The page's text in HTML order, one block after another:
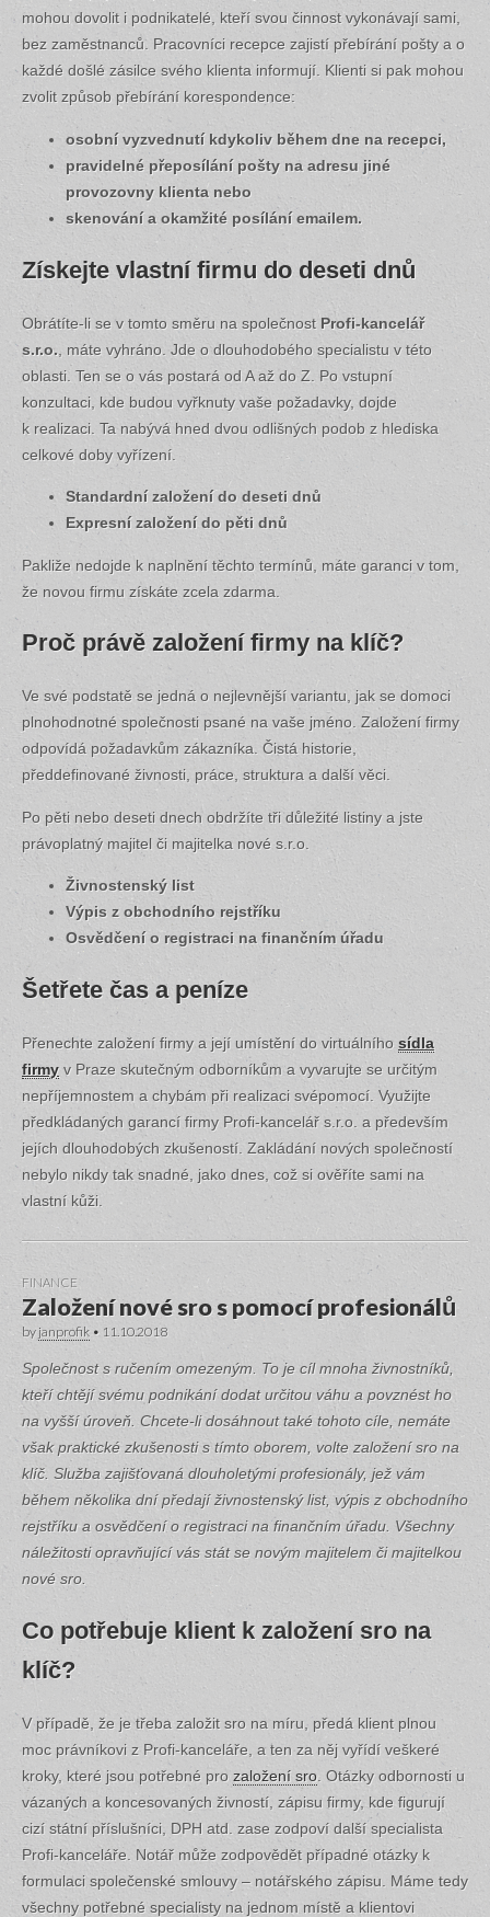
mohou dovolit i podnikatelé, kteří svou činnost vykonávají sami,
bez zaměstnanců. Pracovníci recepce zajistí přebírání pošty a o
každé došlé zásilce svého klienta informují. Klienti si pak mohou
zvolit způsob přebírání korespondence:
osobní vyzvednutí kdykoliv během dne na recepci,
pravidelné přeposílání pošty na adresu jiné
provozovny klienta nebo
skenování a okamžité posílání emailem.
Získejte vlastní firmu do deseti dnů
Obrátíte-li se v tomto směru na společnost Profi-kancelář
s.r.o. , máte vyhráno. Jde o dlouhodobého specialistu v této
oblasti. Ten se o vás postará od A až do Z. Po vstupní
konzultaci, kde budou vyřknuty vaše požadavky, dojde
k realizaci. Ta nabývá hned dvou odlišných podob z hlediska
celkové doby vyřízení.
Standardní založení do deseti dnů
Expresní založení do pěti dnů
Pakliže nedojde k naplnění těchto termínů, máte garanci v tom,
že novou firmu získáte zcela zdarma.
Proč právě založení firmy na klíč?
Ve své podstatě se jedná o nejlevnější variantu, jak se domoci
plnohodnotné společnosti psané na vaše jméno. Založení firmy
odpovídá požadavkům zákazníka. Čistá historie,
předdefinované živnosti, práce, struktura a další věci.
Po pěti nebo deseti dnech obdržíte tři důležité listiny a jste
právoplatný majitel či majitelka nové s.r.o.
Živnostenský list
Výpis z obchodního rejstříku
Osvědčení o registraci na finančním úřadu
Šetřete čas a peníze
Přenechte založení firmy a její umístění do virtuálního sídla
firmy v Praze skutečným odborníkům a vyvarujte se určitým
nepříjemnostem a chybám při realizaci svépomocí. Využijte
předkládaných garancí firmy Profi-kancelář s.r.o. a především
jejích dlouhodobých zkušeností. Zakládání nových společností
nebylo nikdy tak snadné, jako dnes, což si ověříte sami na
vlastní kůži.
FINANCE
Založení nové sro s pomocí profesionálů
by janprofik • 11.10.2018
Společnost s ručením omezeným. To je cíl mnoha živnostníků,
kteří chtějí svému podnikání dodat určitou váhu a povznést ho
na vyšší úroveň. Chcete-li dosáhnout také tohoto cíle, nemáte
však praktické zkušenosti s tímto oborem, volte založení sro na
klíč. Služba zajišťovaná dlouholetými profesionály, jež vám
během několika dní předají živnostenský list, výpis z obchodního
rejstříku a osvědčení o registraci na finančním úřadu. Všechny
náležitosti opravňující vás stát se novým majitelem či majitelkou
nové sro.
Co potřebuje klient k založení sro na
klíč?
V případě, že je třeba založit sro na míru, předá klient plnou
moc právníkovi z Profi-kanceláře, a ten za něj vyřídí veškeré
kroky, které jsou potřebné pro založení sro. Otázky odbornosti u
vázaných a koncesovaných živností, zápisu firmy, kde figurují
cizí státní příslušníci, DPH atd. zase zodpoví další specialista
Profi-kanceláře. Notář může zodpovědět případné otázky k
formulaci společenské smlouvy – notářského zápisu. Máme tedy
všechny potřebné specialisty na jednom místě a klientovi